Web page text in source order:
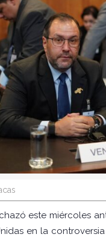
este miércoles
en la